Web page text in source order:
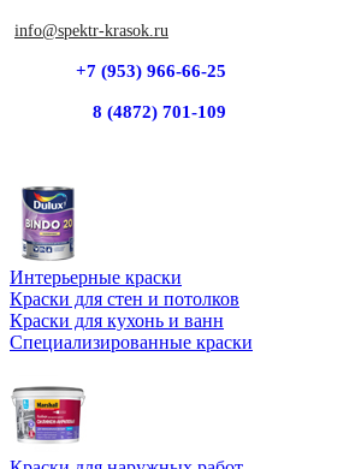
info@spektr-krasok.ru
+7 (953) 966-66-25
8 (4872) 701-109
Интерьерные краски
Краски для стен и потолков
Краски для кухонь и ванн
Специализированные краски